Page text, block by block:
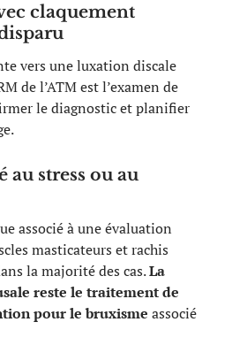
claquement
vers une luxation discale
de l’ATM est l’examen de
le diagnostic et planifier
au stress ou au
associé à une évaluation
masticateurs et rachis
la majorité des cas.La
reste le traitement de
pour le bruxisme associé